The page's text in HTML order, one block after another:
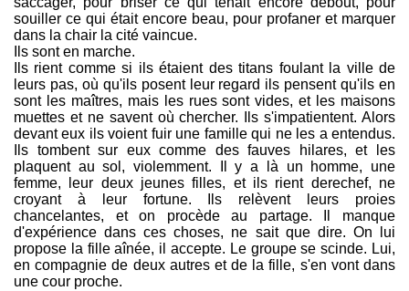
souiller ce qui était encore beau, pour profaner et marquer
dans la chair la cité vaincue.
Ils sont en marche.
Ils rient comme si ils étaient des titans foulant la ville de
leurs pas, où qu'ils posent leur regard ils pensent qu'ils en
sont les maîtres, mais les rues sont vides, et les maisons
muettes et ne savent où chercher. Ils s'impatientent. Alors
devant eux ils voient fuir une famille qui ne les a entendus.
Ils tombent sur eux comme des fauves hilares, et les
plaquent au sol, violemment. Il y a là un homme, une
femme, leur deux jeunes filles, et ils rient derechef, ne
croyant à leur fortune. Ils relèvent leurs proies
chancelantes, et on procède au partage. Il manque
d'expérience dans ces choses, ne sait que dire. On lui
propose la fille aînée, il accepte. Le groupe se scinde. Lui,
en compagnie de deux autres et de la fille, s'en vont dans
une cour proche.